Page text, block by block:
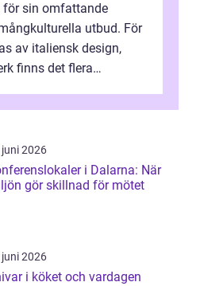
sin omfattande
utbud. För
av italiensk design,
finns det flera
2026
i Dalarna: När
gör skillnad för mötet
2026
i köket och vardagen